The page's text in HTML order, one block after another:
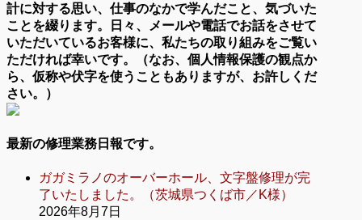
計に対する思い、仕事のなかで学んだこと、気づいた
ことを綴ります。日々、メールや電話でお話をさせて
いただいているお客様に、私たちの取り組みをご覧い
ただければ幸いです。（なお、個人情報保護の観点か
ら、仮称や伏字を使うこともありますが、お許しくだ
さい。）
最新の修理業務日報です。
ガガミラノのオーバーホール、文字盤修理が完
了いたしました。（茨城県つくば市／K様）
2026年8月7日